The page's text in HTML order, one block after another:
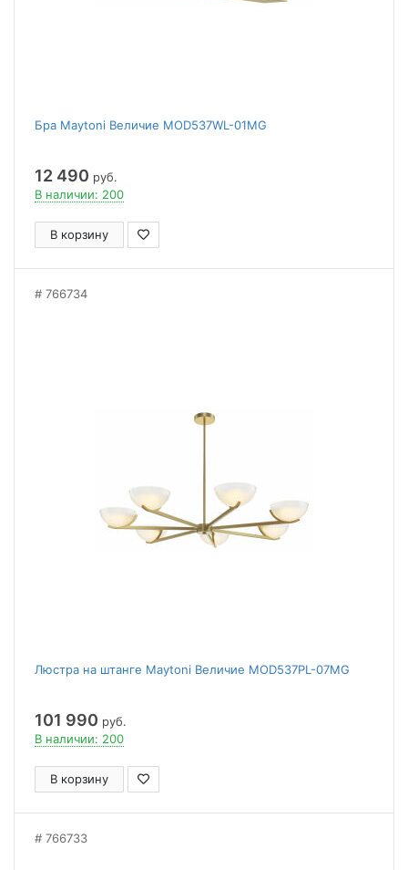
Бра Maytoni Величие MOD537WL-01MG
12 490 руб.
В наличии: 200
В корзину
766734
Люстра на штанге Maytoni Величие MOD537PL-07MG
101 990 руб.
В наличии: 200
В корзину
766733